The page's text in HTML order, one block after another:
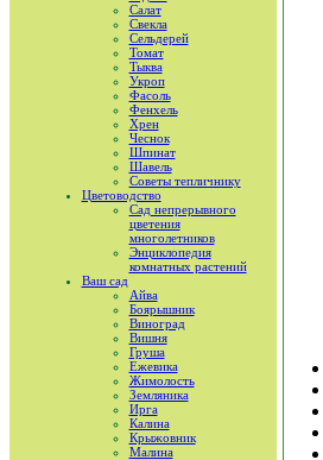
Салат
Свекла
Сельдерей
Томат
Тыква
Укроп
Фасоль
Фенхель
Хрен
Чеснок
Шпинат
Шавель
Советы тепличнику
Цветоводство
Сад непрерывного
цветения
многолетников
Энциклопедия
комнатных растений
Ваш сад
Айва
Боярышник
Виноград
Вишня
Груша
Ежевика
Жимолость
Земляника
Ирга
Калина
Крыжовник
Малина